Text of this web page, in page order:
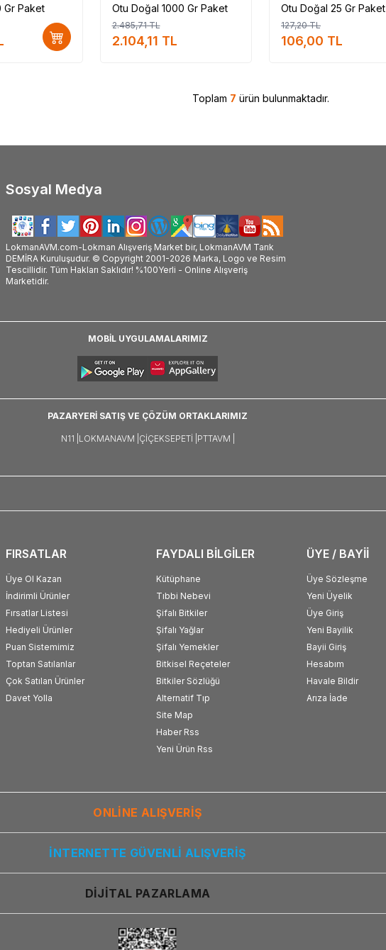
Gr Paket
Otu Doğal 1000 Gr Paket
2.485,71TL
2.104,11 TL
Otu Doğal 25 Gr Paket
127,20TL
106,00 TL
Toplam 7 ürün bulunmaktadır.
Sosyal Medya
LokmanAVM.com-Lokman Alışveriş Market bir, LokmanAVM Tarık
DEMİRA Kuruluşudur. © Copyright 2001-2026 Marka, Logo ve Resim
Tescillidir. Tüm Hakları Saklıdır! %100Yerli - Online Alışveriş
Marketidir.
MOBİL UYGULAMALARIMIZ
PAZARYERİ SATIŞ VE ÇÖZÜM ORTAKLARIMIZ
N11 | LOKMANAVM | ÇIÇEKSEPETI | PTTAVM |
FIRSATLAR
Üye Ol Kazan
İndirimli Ürünler
Fırsatlar Listesi
Hediyeli Ürünler
Puan Sistemimiz
Toptan Satılanlar
Çok Satılan Ürünler
Davet Yolla
FAYDALI BİLGİLER
Kütüphane
Tıbbi Nebevi
Şifalı Bitkiler
Şifalı Yağlar
Şifalı Yemekler
Bitkisel Reçeteler
Bitkiler Sözlüğü
Alternatif Tıp
Site Map
Haber Rss
Yeni Ürün Rss
ÜYE / BAYİİ
Üye Sözleşme
Yeni Üyelik
Üye Giriş
Yeni Bayilik
Bayii Giriş
Hesabım
Havale Bildir
Arıza İade
ONLİNE ALIŞVERİŞ
İNTERNETTE GÜVENLİ ALIŞVERİŞ
DİJİTAL PAZARLAMA